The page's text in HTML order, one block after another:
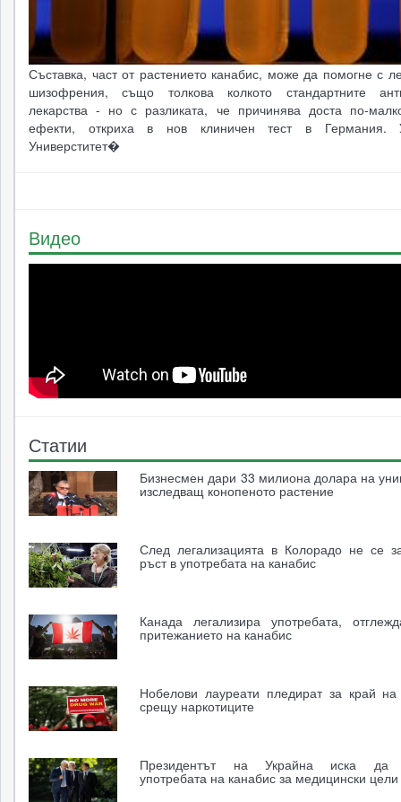
Съставка, част от растението канабис, може да помогне с
шизофрения, също толкова колкото стандартните
лекарства - но с разликата, че причинява доста по-
ефекти, откриха в нов клиничен тест в Германия.
Универститет�
Видео
Статии
Бизнесмен дари 33 милиона долара на
изследващ конопеното растение
След легализацията в Колорадо не се
ръст в употребата на канабис
Канада легализира употребата,
притежанието на канабис
Нобелови лауреати пледират за край на
срещу наркотиците
Президентът на Украйна иска да
употребата на канабис за медицински цели